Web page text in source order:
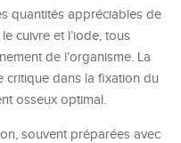
quantités appréciables de
cuivre et l’iode, tous
de l’organisme. La
critique dans la fixation du
osseux optimal.
souvent préparées avec